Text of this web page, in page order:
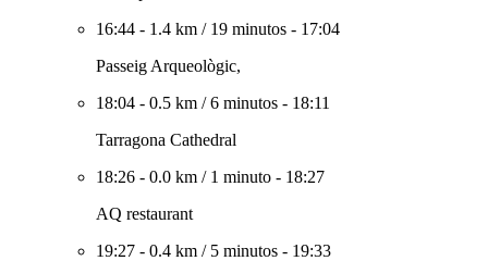
16:44 - 1.4 km / 19 minutos - 17:04
Passeig Arqueològic,
18:04 - 0.5 km /6 minutos - 18:11
Tarragona Cathedral
18:26 - 0.0 km / 1 minuto - 18:27
AQ restaurant
19:27 - 0.4 km / 5 minutos - 19:33